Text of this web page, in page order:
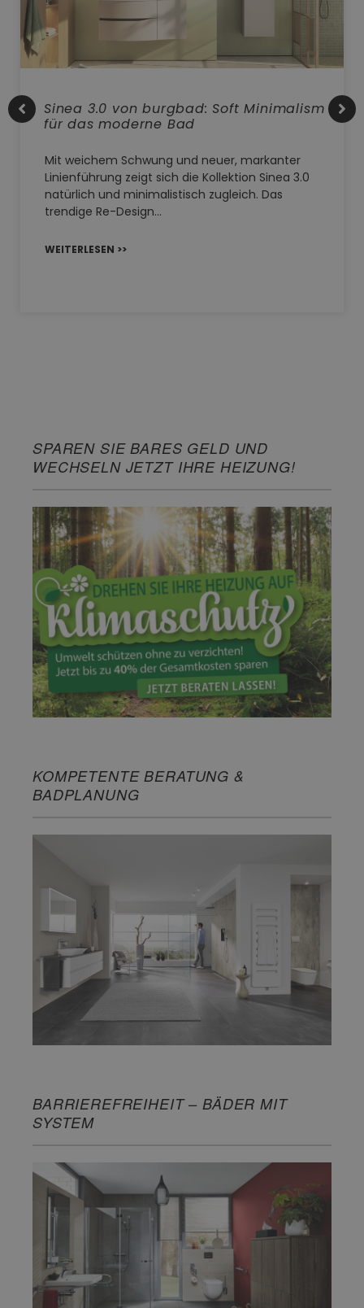
Sinea 3.0 von burgbad: Soft Minimalism
für das moderne Bad
Mit weichem Schwung und neuer, markanter
Linienführung zeigt sich die Kollektion Sinea 3.0
natürlich und minimalistisch zugleich. Das
trendige Re-Design…
WEITERLESEN >>
SPAREN SIE BARES GELD UND
WECHSELN JETZT IHRE HEIZUNG!
KOMPETENTE BERATUNG &
BADPLANUNG
BARRIEREFREIHEIT – BÄDER MIT
SYSTEM